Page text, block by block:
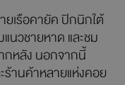
เรือคายัค ปิกนิกใต้
นวชายหาด และชม
กหลัง นอกจากนี้
ร้านค้าหลายแห่งคอย